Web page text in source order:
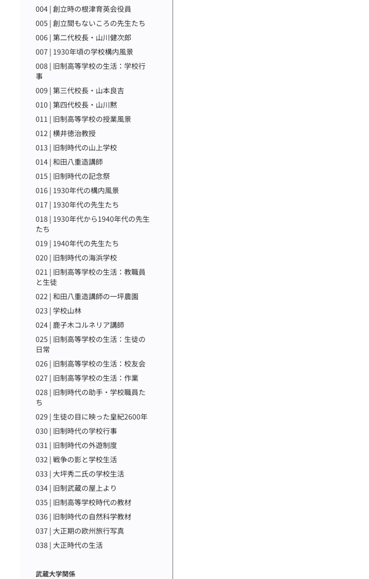
004 | 創立時の根津育英会役員
005 | 創立間もないころの先生たち
006 | 第二代校長・山川健次郎
007 | 1930年頃の学校構内風景
008 | 旧制高等学校の生活：学校行
事
009 | 第三代校長・山本良吉
010 | 第四代校長・山川黙
011 | 旧制高等学校の授業風景
012 | 横井徳治教授
013 | 旧制時代の山上学校
014 | 和田八重造講師
015 | 旧制時代の記念祭
016 | 1930年代の構内風景
017 | 1930年代の先生たち
018 | 1930年代から1940年代の先生
たち
019 | 1940年代の先生たち
020 | 旧制時代の海浜学校
021 | 旧制高等学校の生活：教職員
と生徒
022 | 和田八重造講師の一坪農園
023 | 学校山林
024 | 鹿子木コルネリア講師
025 | 旧制高等学校の生活：生徒の
日常
026 | 旧制高等学校の生活：校友会
027 | 旧制高等学校の生活：作業
028 | 旧制時代の助手・学校職員た
ち
029 | 生徒の目に映った皇紀2600年
030 | 旧制時代の学校行事
031 | 旧制時代の外遊制度
032 | 戦争の影と学校生活
033 | 大坪秀二氏の学校生活
034 | 旧制武蔵の屋上より
035 | 旧制高等学校時代の教材
036 | 旧制時代の自然科学教材
037 | 大正期の欧州旅行写真
038 | 大正時代の生活
武蔵大学関係